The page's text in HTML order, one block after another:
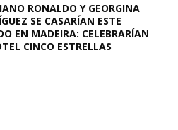
RONALDO Y GEORGINA
SE CASARÍAN ESTE
EN MADEIRA: CELEBRARÍAN
CINCO ESTRELLAS